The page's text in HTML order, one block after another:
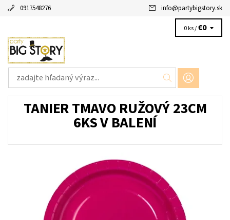
0917548276 info@partybigstory.sk
0 ks /€0
TANIER TMAVO RUŽOVÝ 23CM
6KS V BALENÍ